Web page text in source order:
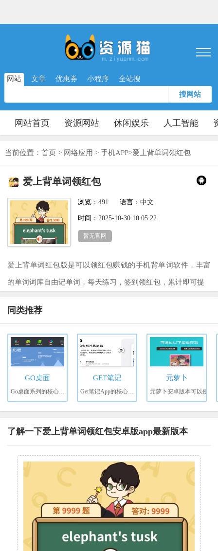
网站 文章 优惠券 小程序 全站搜
搜网站
网站首页 资源网站 休闲娱乐 人工智能
当前位置： 首页 > 网络应用 > 手机APP>爱上背单词领红包
爱上背单词领红包
浏览：491 语言：中文
时间： 2025-10-30 10:05:22
暂无官网
爱上背单词红包版是可以领红包赚钱的手机背单词软件，丰富
的单词词库自由记单词，每天练习，签到领红包，累计即可提
同类推荐
GO桌面 GET笔记 元萝卜
元萝卜安卓版本可以使
了解一下爱上背单词领红包安卓版app最新版本